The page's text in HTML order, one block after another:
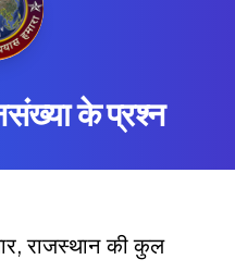
के प्रश्न
राजस्थान की कुल